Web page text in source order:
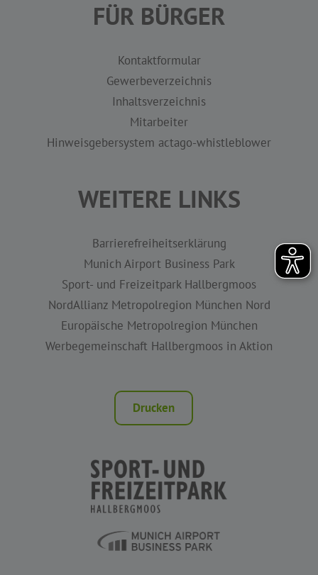
FÜR BÜRGER
Kontaktformular
Gewerbeverzeichnis
Inhaltsverzeichnis
Mitarbeiter
Hinweisgebersystem actago-whistleblower
WEITERE LINKS
Barrierefreiheitserklärung
Munich Airport Business Park
Sport- und Freizeitpark Hallbergmoos
NordAllianz Metropolregion München Nord
Europäische Metropolregion München
Werbegemeinschaft Hallbergmoos in Aktion
Drucken